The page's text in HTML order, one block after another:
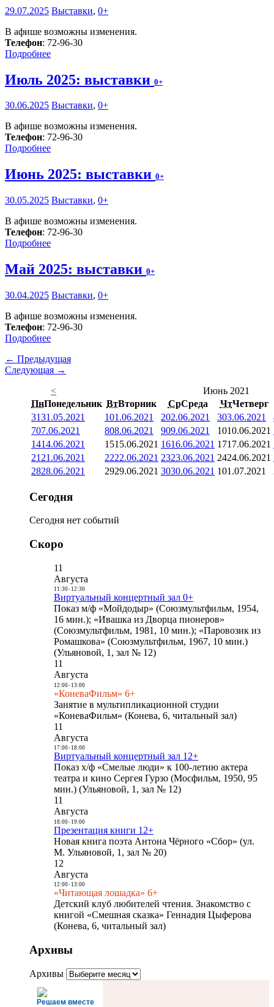
29.07.2025 Выставки, 0+
В афише возможны изменения.
Телефон: 72-96-30
Подробнее
Июль 2025: выставки 0+
30.06.2025 Выставки, 0+
В афише возможны изменения.
Телефон: 72-96-30
Подробнее
Июнь 2025: выставки 0+
30.05.2025 Выставки, 0+
В афише возможны изменения.
Телефон: 72-96-30
Подробнее
Май 2025: выставки 0+
30.04.2025 Выставки, 0+
В афише возможны изменения.
Телефон: 72-96-30
Подробнее
← Предыдущая
Следующая →
<
Июнь 2021
ПнПонедельник ВтВторник СрСреда ЧтЧетверг
3131.05.2021 101.06.2021 202.06.2021 303.06.2021
707.06.2021 808.06.2021 909.06.2021 1010.06.2021
1414.06.2021 1515.06.2021 1616.06.2021 1717.06.2021
21 21.06.2021 2222.06.2021 2323.06.2021 2424.06.2021
2828.06.2021 2929.06.2021 3030.06.2021 101.07.2021
Сегодня
Сегодня нет событий
Скоро
11
Августа
11:30- 12:30
Виртуальный концертный зал 0+
Показ м/ф «Мойдодыр» (Союзмультфильм, 1954,
16 мин.); «Ивашка из Дворца пионеров»
(Союзмультфильм, 1981, 10 мин.); «Паровозик из
Ромашкова» (Союзмультфильм, 1967, 10 мин.)
(Ульяновой, 1, зал № 12)
11
Августа
12:00- 13:00
«КоневаФильм» 6+
Занятие в мультипликационной студии
«КоневаФильм» (Конева, 6, читальный зал)
11
Августа
17:00- 18:00
Виртуальный концертный зал 12+
Показ х/ф «Смелые люди» к 100-летию актера
театра и кино Сергея Гурзо (Мосфильм, 1950, 95
мин.) (Ульяновой, 1, зал № 12)
11
Августа
18:00- 19:00
Презентация книги 12+
Новая книга поэта Антона Чёрного «Сбор» (ул.
М. Ульяновой, 1, зал № 20)
12
Августа
12:00- 13:00
«Читающая лошадка» 6+
Детский клуб любителей чтения. Знакомство с
книгой «Смешная сказка» Геннадия Цыферова
(Конева, 6, читальный зал)
Архивы
Архивы
Решаем вместе